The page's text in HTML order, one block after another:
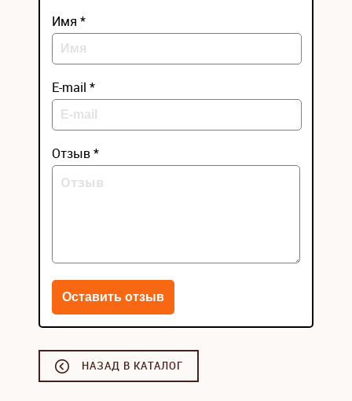
Имя *
E-mail *
Отзыв *
НАЗАД В КАТАЛОГ